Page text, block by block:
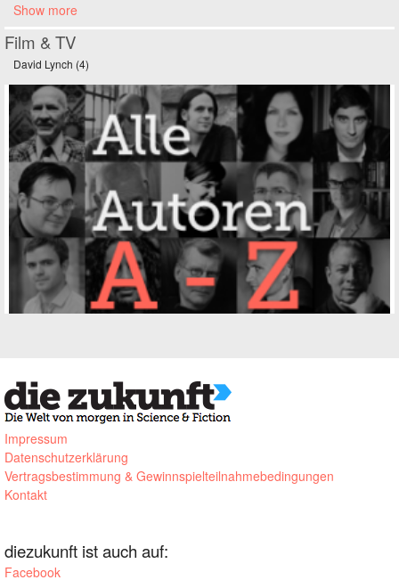
Show more
Film & TV
David Lynch (4)
Impressum
Datenschutzerklärung
Vertragsbestimmung & Gewinnspielteilnahmebedingungen
Kontakt
diezukunft ist auch auf:
Facebook